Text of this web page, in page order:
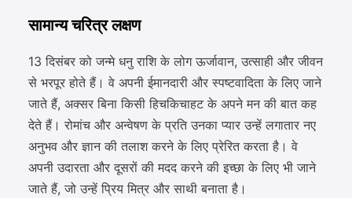
सामान्य चरित्र लक्षण
13 दिसंबर को जन्मे धनु राशि के लोग ऊर्जावान, उत्साही और जीवन
से भरपूर होते हैं। वे अपनी ईमानदारी और स्पष्टवादिता के लिए जाने
जाते हैं, अक्सर बिना किसी हिचकिचाहट के अपने मन की बात कह
देते हैं। रोमांच और अन्वेषण के प्रति उनका प्यार उन्हें लगातार नए
अनुभव और ज्ञान की तलाश करने के लिए प्रेरित करता है। वे
अपनी उदारता और दूसरों की मदद करने की इच्छा के लिए भी जाने
जाते हैं, जो उन्हें प्रिय मित्र और साथी बनाता है।